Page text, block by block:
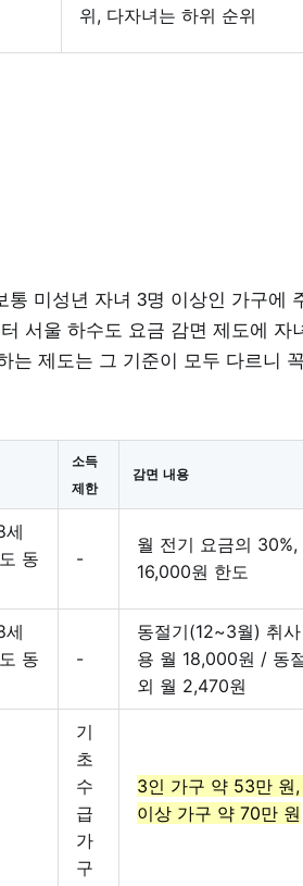
위, 다자녀는 하위 순위
미성년 자녀 3명 이상인 가구에
서울 하수도 요금 감면 제도에 자
는 제도는 그 기준이 모두 다르니
소득
제한
감면 내용
세
동
-
월 전기 요금의 30%,
16,000원 한도
세
동
-
동절기(12~3월) 취
용 월 18,000원 / 동
외 월 2,470원
기
초
수
급
가
구
3인 가구 약 53만 원,
이상 가구 약 70만 원